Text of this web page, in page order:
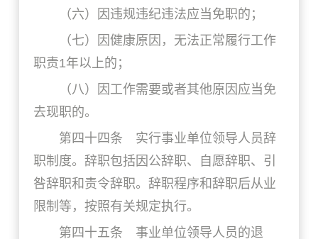
（六）因违规违纪违法应当免职的；
（七）因健康原因，无法正常履行工作
职责1年以上的；
（八）因工作需要或者其他原因应当免
去现职的。
第四十四条 实行事业单位领导人员辞
职制度。辞职包括因公辞职、自愿辞职、引
咎辞职和责令辞职。辞职程序和辞职后从业
限制等，按照有关规定执行。
第四十五条 事业单位领导人员的退